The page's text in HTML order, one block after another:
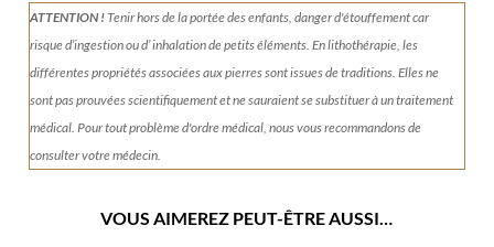
ATTENTION !Tenirhors de la portée des enfants, danger d'étouffement car
risque d’ingestion ou d’ inhalation de petits éléments.En lithothérapie, les
différentes propriétés associées aux pierres sont issues de traditions. Elles ne
sont pas prouvées scientifiquement et ne sauraient se substituer à un traitement
médical. Pour tout problème d'ordre médical, nous vous recommandons de
consulter votre médecin.
VOUS AIMEREZ PEUT-ÊTRE AUSSI…